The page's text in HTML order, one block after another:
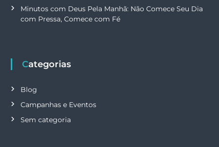
Minutos com Deus Pela Manhã: Não Comece Seu Dia
com Pressa, Comece com Fé
Categorias
Blog
Campanhas e Eventos
Sem categoria